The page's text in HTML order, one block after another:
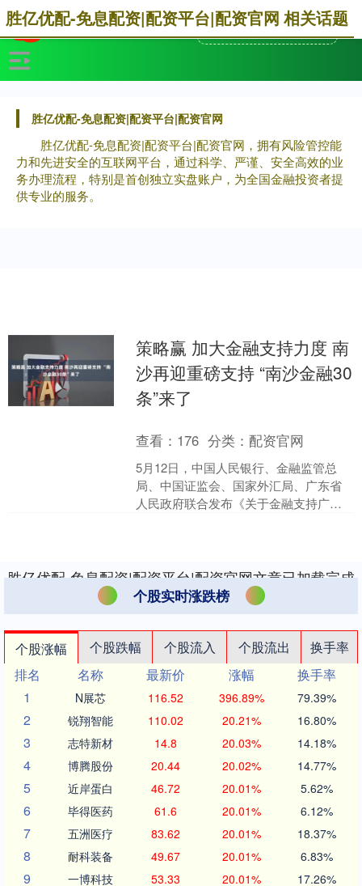
胜亿优配-免息配资|配资平台|配资官网
胜亿优配-免息配资|配资平台|配资官网，拥有风险管控能
力和先进安全的互联网平台，通过科学、严谨、安全高效的业
务办理流程，特别是首创独立实盘账户，为全国金融投资者提
供专业的服务。
胜亿优配-免息配资|配资平台|配资官网 相关话题
策略赢 加大金融支持力度 南
沙再迎重磅支持 “南沙金融30
条”来了
查看： 176 分类：配资官网
5月12日，中国人民银行、金融监管总
局、中国证监会、国家外汇局、广东省
人民政府联合发布《关于金融支持广州
胜亿优配-免息配资|配资平台|配资官网文章已加载完成
个股实时涨跌榜
个股涨幅 个股跌幅 个股流入 个股流出
换手率
排名
名称 最新价 涨幅
换手率
1
N展芯 116.52 396.89% 79.39%
2 锐翔智能 110.02 20.21% 16.80%
3 志特新材 14.8 20.03% 14.18%
4 博腾股份 20.44 20.02% 14.77%
5 近岸蛋白 46.72 20.01% 5.62%
6 毕得医药 61.6 20.01% 6.12%
7 五洲医疗 83.62 20.01% 18.37%
8 耐科装备 49.67 20.01% 6.83%
9 一博科技 53.33 20.01% 17.26%